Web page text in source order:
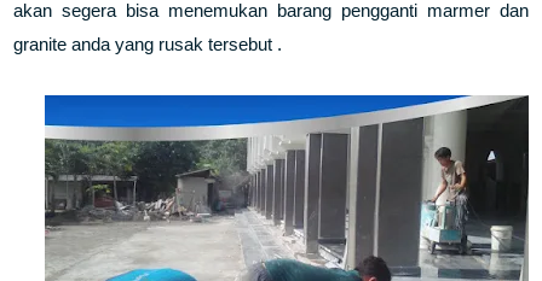
akan segera bisa menemukan barang pengganti marmer dan
granite anda yang rusak tersebut .